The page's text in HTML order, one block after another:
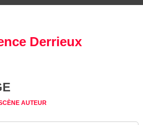
Derrieux
AUTEUR